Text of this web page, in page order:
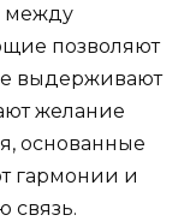
между
позволяют
выдерживают
желание
основанные
гармонии и
связь.